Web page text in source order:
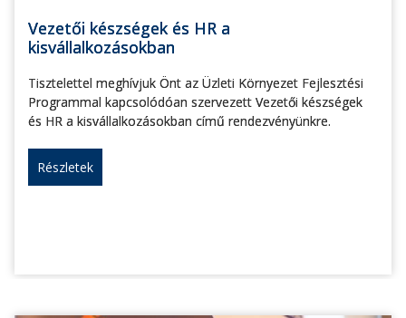
Vezetői készségek és HR a
kisvállalkozásokban
Tisztelettel meghívjuk Önt az Üzleti Környezet Fejlesztési
Programmal kapcsolódóan szervezett Vezetői készségek
és HR a kisvállalkozásokban című rendezvényünkre.
Részletek